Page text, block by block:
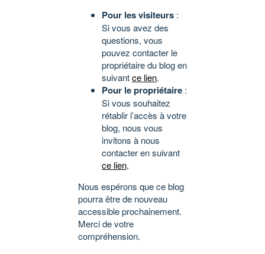
Pour les visiteurs :
Si vous avez des
questions, vous
pouvez contacter le
propriétaire du blog en
suivantce lien.
Pour le propriétaire :
Si vous souhaitez
rétablir l’accès à votre
blog, nous vous
invitons à nous
contacter en suivant
ce lien.
Nous espérons que ce blog
pourra être de nouveau
accessible prochainement.
Merci de votre
compréhension.